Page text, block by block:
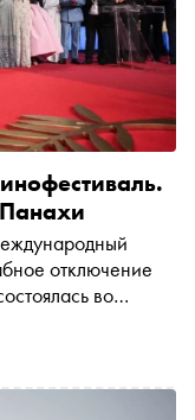
отключение
во
режиссер